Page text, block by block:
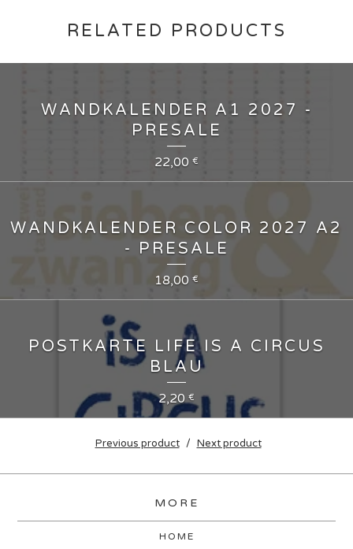
RELATED PRODUCTS
WANDKALENDER A1 2027 -
PRESALE
22,00 €
WANDKALENDER COLOR 2027 A2
- PRESALE
18,00 €
POSTKARTE LIFE IS A CIRCUS
BLAU
2,20€
Previous product Next product
MORE
HOME